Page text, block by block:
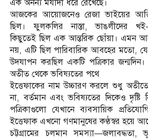
এক অনন্য মর্যাদা ধরে রেখেছে।
আজকের আয়োজনেও রেজা ভাইয়ের
ছিল। ফুলকলির নাস্তা, ভাঙলীদের
কিছুতেই ছিল এক আন্তরিক ছোঁয়া। এমন
নয়, এটি ছিল পারিবারিক আবহের মতো,
উদযাপন করছিল একটি পত্রিকার জন্মদিন।
অতীত থেকে ভবিষ্যতের পথে
ইত্তেফাকের নাম উচ্চারণ করলে শুধু
না, বর্তমান এবং ভবিষ্যতের দিকেও
পত্রিকাগুলো যেখানে ব্যবসায়িক
ইত্তেফাক এখনো গণমানুষের কণ্ঠস্বর হয়ে
চট্টগ্রামের চলমান